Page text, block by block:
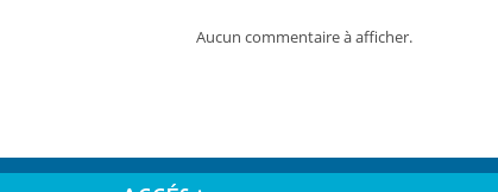
Aucun commentaire à afficher.